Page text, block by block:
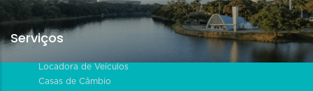
Serviços
Locadora de Veículos
Casas de Câmbio